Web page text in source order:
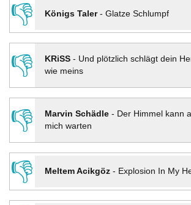
👎
Königs Taler- Glatze Schlumpf
👎
KRiSS- Und plötzlich schlägt dein
wie meins
👎 Marvin Schädle- Der Himmel kann
mich warten
👎
Meltem Acikgöz- Explosion In My